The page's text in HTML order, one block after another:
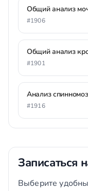
Общий анализ
#1906
Общий анализ
#1901
Анализ
#1916
Записаться
Выберите